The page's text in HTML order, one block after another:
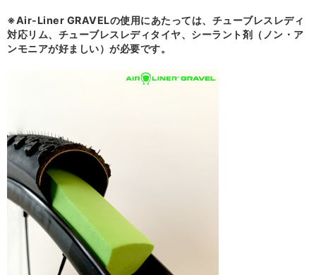
※Air-Liner GRAVELの使用にあたっては、チューブレスレディ
対応リム、チューブレスレディタイヤ、シーラント剤（ノン・ア
ンモニアが好ましい）が必要です。